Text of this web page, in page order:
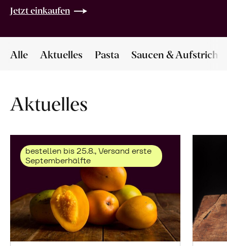
Jetzt einkaufen
Alle Aktuelles Pasta Saucen & Aufstriche
Aktuelles
bestellen bis 25.8., Versand erste
Septemberhälfte